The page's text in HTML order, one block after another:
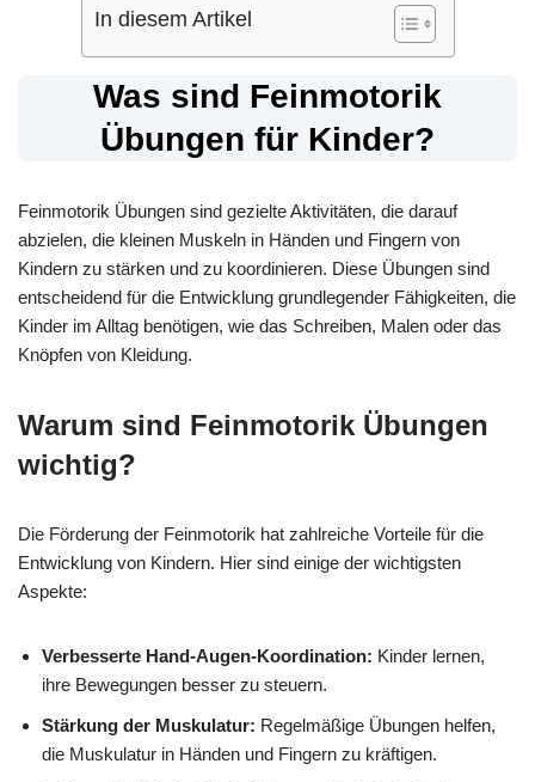
In diesem Artikel
Was sind Feinmotorik
Übungen für Kinder?
Feinmotorik Übungen sind gezielte Aktivitäten, die darauf
abzielen, die kleinen Muskeln in Händen und Fingern von
Kindern zu stärken und zu koordinieren. Diese Übungen sind
entscheidend für die Entwicklung grundlegender Fähigkeiten, die
Kinder im Alltag benötigen, wie das Schreiben, Malen oder das
Knöpfen von Kleidung.
Warum sind Feinmotorik Übungen
wichtig?
Die Förderung der Feinmotorik hat zahlreiche Vorteile für die
Entwicklung von Kindern. Hier sind einige der wichtigsten
Aspekte:
Verbesserte Hand-Augen-Koordination: Kinder lernen,
ihre Bewegungen besser zu steuern.
Stärkung der Muskulatur: Regelmäßige Übungen helfen,
die Muskulatur in Händen und Fingern zu kräftigen.